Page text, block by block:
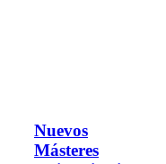
Nuevos
Másteres